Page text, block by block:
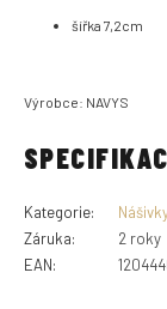
šířka 7,2cm
Výrobce: NAVYS
Kategorie:
Záruka:
2 roky
EAN: